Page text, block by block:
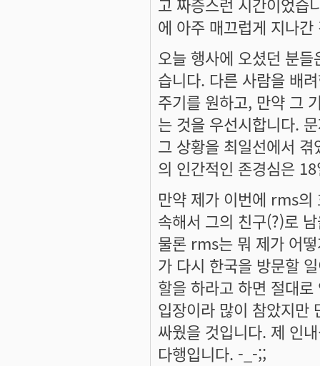
고 짜증스런 시간이었습
에 아주 매끄럽게 지나
오늘 행사에 오셨던 분
습니다. 다른 사람을 배
주기를 원하고, 만약 그
는 것을 우선시합니다.
그 상황을 최일선에서
의 인간적인 존경심은
만약 제가 이번에 rms의
속해서 그의 친구(?)로
물론 rms는 뭐 제가 어
가 다시 한국을 방문할
할을 하라고 하면 절대
입장이라 많이 참았지만
싸웠을 것입니다. 제 인
다행입니다. -_-;;